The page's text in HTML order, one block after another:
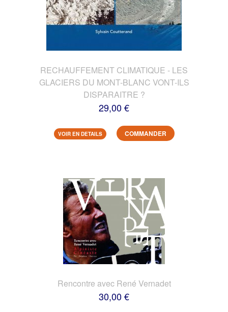
RECHAUFFEMENT CLIMATIQUE - LES
GLACIERS DU MONT-BLANC VONT-ILS
DISPARAITRE ?
29,00 €
VOIR EN DETAILS COMMANDER
Rencontre avec René Vernadet
30,00 €